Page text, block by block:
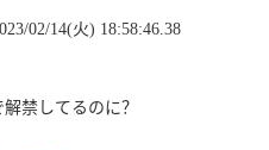
02/14(火) 18:58:46.38
禁してるのに？